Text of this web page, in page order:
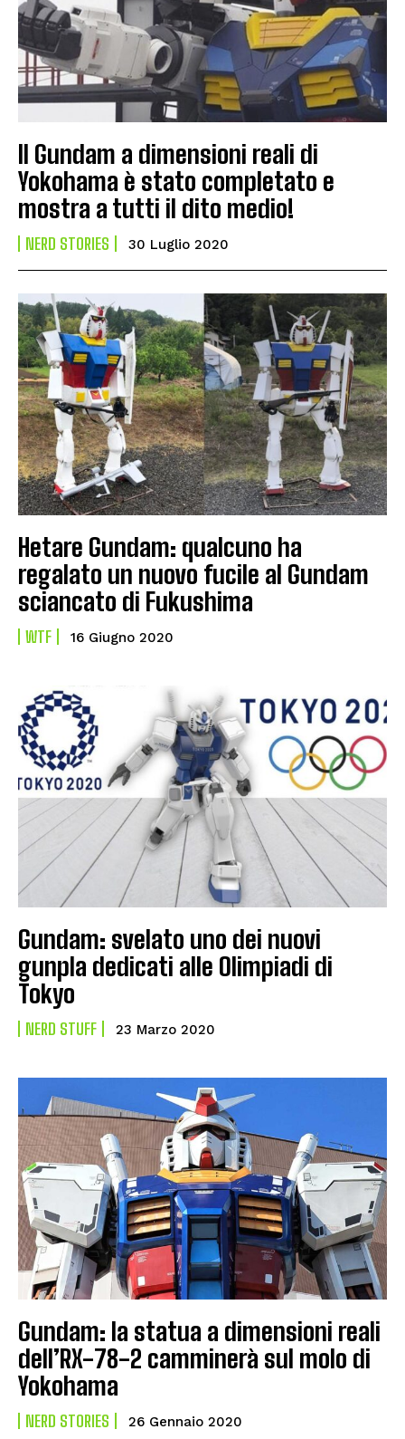
Il Gundam a dimensioni reali di
Yokohama è stato completato e
mostra a tutti il dito medio!
NERD STORIES 30 Luglio 2020
Hetare Gundam: qualcuno ha
regalato un nuovo fucile al Gundam
sciancato di Fukushima
WTF 16 Giugno 2020
Gundam: svelato uno dei nuovi
gunpla dedicati alle Olimpiadi di
Tokyo
NERD STUFF 23 Marzo 2020
Gundam: la statua a dimensioni reali
dell’RX-78-2 camminerà sul molo di
Yokohama
NERD STORIES 26 Gennaio 2020